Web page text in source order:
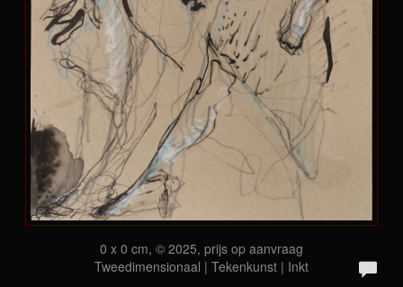
0 x 0 cm, © 2025, prijs op aanvraag
Tweedimensionaal | Tekenkunst | Inkt